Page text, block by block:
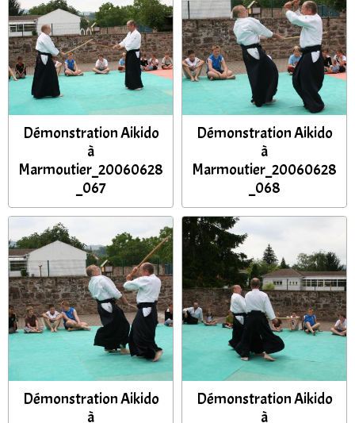
Démonstration Aikido
à
Marmoutier_20060628
_067
Démonstration Aikido
à
Marmoutier_20060628
_068
Démonstration Aikido
à
Démonstration Aikido
à